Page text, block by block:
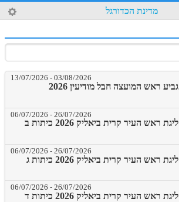
67 מדינת הכדורגל
גביע ראש המועצה חבל מודיעין 2026
03/08/2026
-
13/07/2026
ליגת ראש העיר קרית ביאליק 2026 כיתות ב
26/07/2026
-
06/07/2026
ליגת ראש העיר קרית ביאליק 2026 כיתות ג
26/07/2026
-
06/07/2026
ליגת ראש העיר קרית ביאליק 2026 כיתות ד
26/07/2026
-
06/07/2026
4